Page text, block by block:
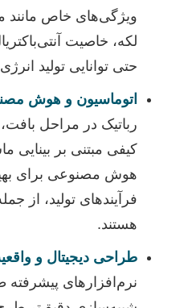
ویژگی‌های خاص مانند
لکه، خاصیت
حتی توانایی تولید
اتوماسیون و هوش
رباتیک در مراحل
کیفی مبتنی بر بینایی
هوش مصنوعی برای
فرآیندهای تولید، از
هستند.
طراحی دیجیتال و
نرم‌افزارهای پیشرفته